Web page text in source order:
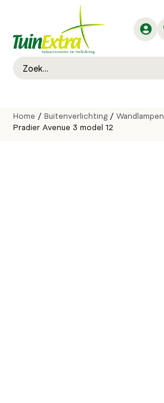
Home /Buitenverlichting/Wandlampen
Pradier Avenue 3 model 12